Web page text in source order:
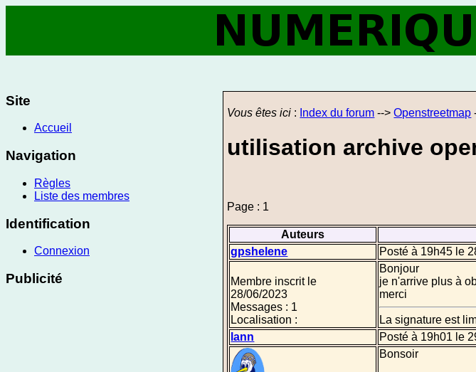
Site
Accueil
Navigation
Règles
Liste des membres
Identification
Connexion
Publicité
Vous êtes ici : Index du forum -->Openstreetmap
utilisation archive
Page : 1
Auteurs
gpshelene
Posté à 19h45 le
Membre inscrit le
28/06/2023
Messages : 1
Localisation :
Bonjour
je n'arrive plus à
merci
La signature est
lann
Posté à 19h01 le
Bonsoir